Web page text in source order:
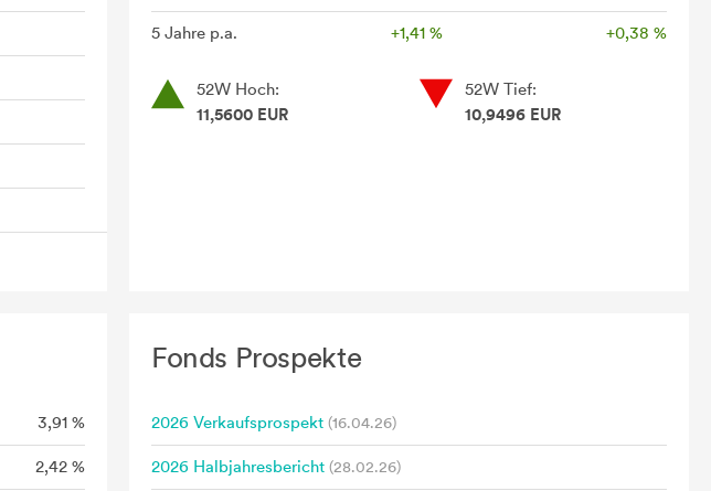
5 Jahre p.a. +1,41 % +0,38 %
52W Hoch:
11,5600 EUR
52W Tief:
10,9496 EUR
3,91 %
2,42 %
Fonds Prospekte
2026 Verkaufsprospekt (16.04.26)
2026 Halbjahresbericht (28.02.26)